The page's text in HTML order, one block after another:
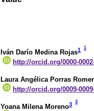
Iván Darío Medina Rojas1 1
http://orcid.org/0000-
Laura Angélica Porras
http://orcid.org/0009-
Yoana Milena Moreno3 3